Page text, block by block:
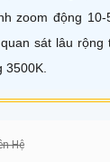
zoom động
sát lâu
3500K.
Hệ